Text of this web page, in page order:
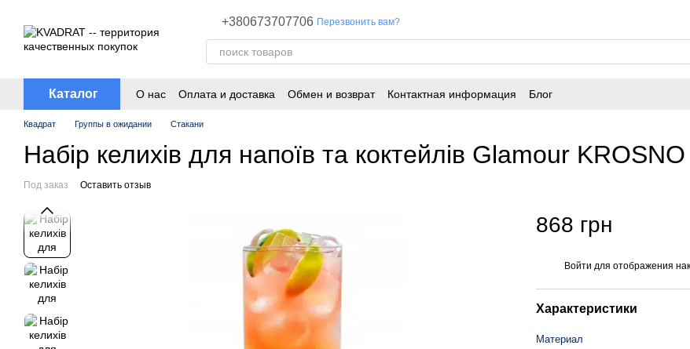
+380673707706 Перезвонить вам?
Каталог О нас Оплата и доставка Обмен и возврат Контактная информация Блог
Квадрат Группы в ожидании Стакани
Набір келихів для напоїв та коктейлів Glamour
Под заказ Оставить отзыв
868 грн
Войти для отображения
Характеристики
Материал